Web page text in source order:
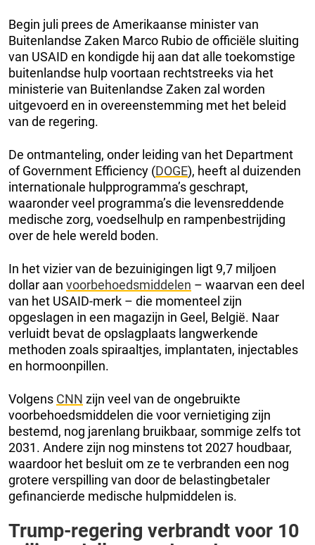
Begin juli prees de Amerikaanse minister van
Buitenlandse Zaken Marco Rubio de officiële sluiting
van USAID en kondigde hij aan dat alle toekomstige
buitenlandse hulp voortaan rechtstreeks via het
ministerie van Buitenlandse Zaken zal worden
uitgevoerd en in overeenstemming met het beleid
van de regering.
De ontmanteling, onder leiding van het Department
of Government Efficiency (DOGE), heeft al duizenden
internationale hulpprogramma’s geschrapt,
waaronder veel programma’s die levensreddende
medische zorg, voedselhulp en rampenbestrijding
over de hele wereld boden.
In het vizier van de bezuinigingen ligt 9,7 miljoen
dollar aan voorbehoedsmiddelen – waarvan een deel
van het USAID-merk – die momenteel zijn
opgeslagen in een magazijn in Geel, België. Naar
verluidt bevat de opslagplaats langwerkende
methoden zoals spiraaltjes, implantaten, injectables
en hormoonpillen.
Volgens CNN zijn veel van de ongebruikte
voorbehoedsmiddelen die voor vernietiging zijn
bestemd, nog jarenlang bruikbaar, sommige zelfs tot
2031. Andere zijn nog minstens tot 2027 houdbaar,
waardoor het besluit om ze te verbranden een nog
grotere verspilling van door de belastingbetaler
gefinancierde medische hulpmiddelen is.
Trump-regering verbrandt voor 10